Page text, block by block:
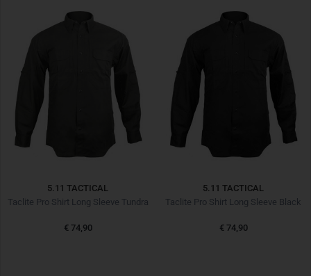
5.11 TACTICAL
Taclite Pro Shirt Long Sleeve Tundra
€ 74,90
5.11 TACTICAL
Taclite Pro Shirt Long Sleeve Black
€ 74,90